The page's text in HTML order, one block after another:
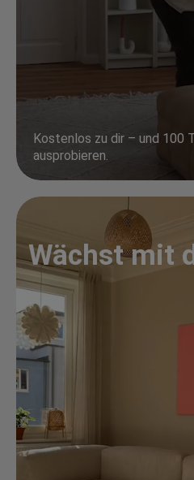
Kostenlos zu dir – und 100
ausprobieren.
Wächst mit